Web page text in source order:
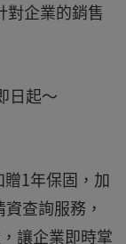
對企業的銷售
日起～
1年保固，加
查詢服務，
讓企業即時掌